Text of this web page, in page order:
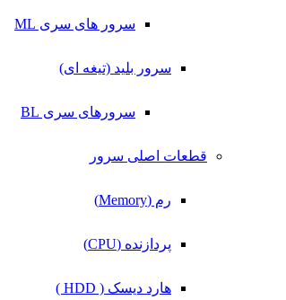
سرور های سری ML
سرور بلید (تیغه ای)
سرورهای سری BL
قطعات اصلی سرور
رم (Memory)
پردازنده (CPU)
هارد دیسک ( HDD )